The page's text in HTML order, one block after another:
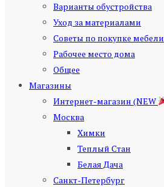
Варианты обустройства
Уход за материалами
Советы по покупке мебели
Рабочее место дома
Общее
Магазины
Интернет-магазин (NEW
Москва
Химки
Теплый Стан
Белая Дача
Санкт-Петербург